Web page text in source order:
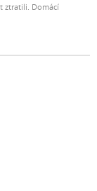
ztratili. Domácí